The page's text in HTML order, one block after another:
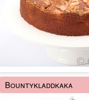
Bountykladdkaka